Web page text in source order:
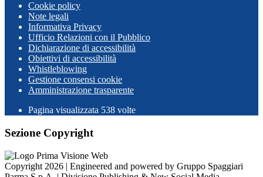
Cookie policy
Note legali
Informativa Privacy
Ufficio Relazioni con il Pubblico
Dichiarazione di accessibilità
Obiettivi di accessibilità
Whistleblowing
Gestione consensi cookie
Amministrazione trasparente
Pagina visualizzata 538 volte
Sezione Copyright
Copyright 2026 | Engineered and powered by Gruppo Spaggiari